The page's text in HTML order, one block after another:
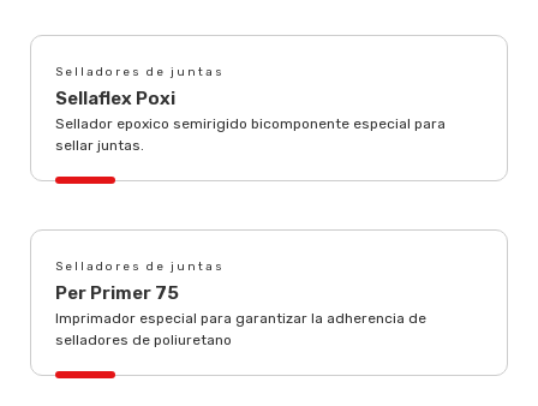
Selladores de juntas
Sellaflex Poxi
Sellador epoxico semirigido bicomponente especial para
sellar juntas.
Selladores de juntas
Per Primer 75
Imprimador especial para garantizar la adherencia de
selladores de poliuretano